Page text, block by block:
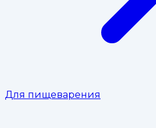
Для пищеварения